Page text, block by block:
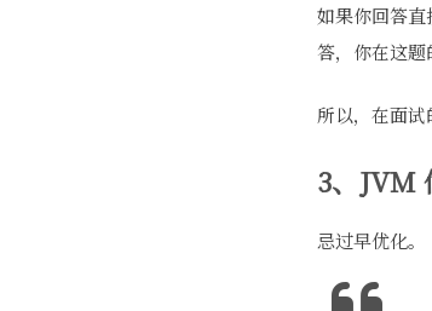
如果你回答
答，你在这题
所以，在面试
3、JVM
忌过早优化